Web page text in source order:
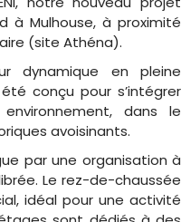
à Mulhouse, à proximité
(site Athéna).
dynamique en pleine
conçu pour s’intégrer
dans le
avoisinants.
par une organisation à
Le rez-de-chaussée
idéal pour une activité